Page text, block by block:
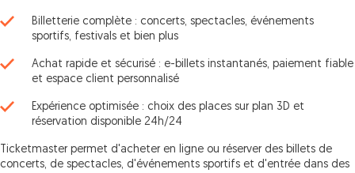
Billetterie complète : concerts, spectacles, événements
sportifs, festivals et bien plus
Achat rapide et sécurisé : e-billets instantanés, paiement fiable
et espace client personnalisé
Expérience optimisée : choix des places sur plan 3D et
réservation disponible 24h/24
Ticketmaster permet d'acheter en ligne ou réserver des billets de
concerts, de spectacles, d'événements sportifs et d'entrée dans des